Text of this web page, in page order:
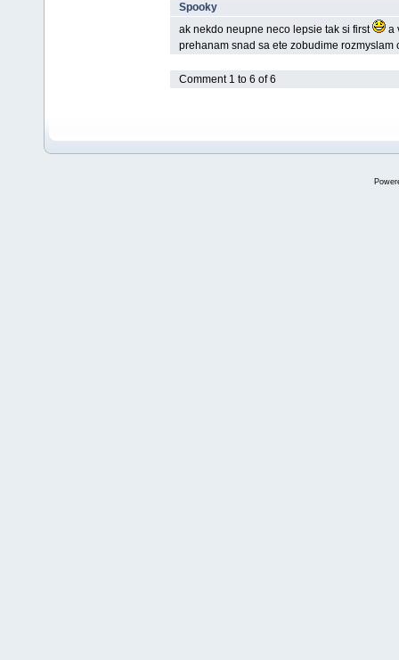
Spooky
ak nekdo neupne neco lepsie tak si first
a
prehanam snad sa ete zobudime
Comment 1 to 6 of 6